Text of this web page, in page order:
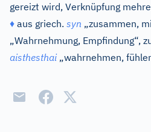
gereizt wird, Verknüpfung
♦ aus griech. syn „zusammen,
„Wahrnehmung, Empfindung“,
aisthesthai„wahrnehmen,